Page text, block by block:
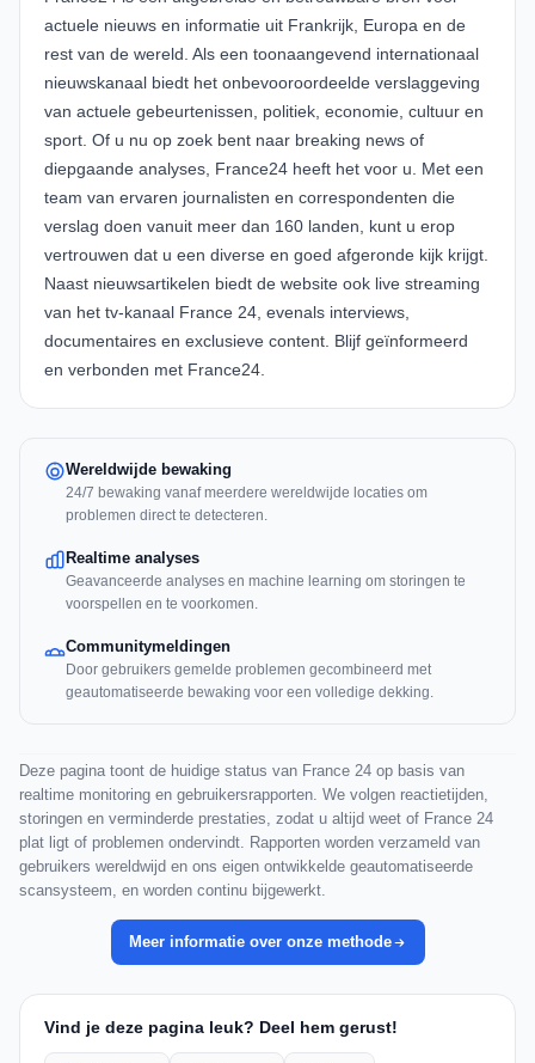
actuele nieuws en informatie uit Frankrijk, Europa en de
rest van de wereld. Als een toonaangevend internationaal
nieuwskanaal biedt het onbevooroordeelde verslaggeving
van actuele gebeurtenissen, politiek, economie, cultuur en
sport. Of u nu op zoek bent naar breaking news of
diepgaande analyses, France24 heeft het voor u. Met een
team van ervaren journalisten en correspondenten die
verslag doen vanuit meer dan 160 landen, kunt u erop
vertrouwen dat u een diverse en goed afgeronde kijk krijgt.
Naast nieuwsartikelen biedt de website ook live streaming
van het tv-kanaal France 24, evenals interviews,
documentaires en exclusieve content. Blijf geïnformeerd
en verbonden met France24.
Wereldwijde bewaking
24/7 bewaking vanaf meerdere wereldwijde locaties om
problemen direct te detecteren.
Realtime analyses
Geavanceerde analyses en machine learning om storingen te
voorspellen en te voorkomen.
Communitymeldingen
Door gebruikers gemelde problemen gecombineerd met
geautomatiseerde bewaking voor een volledige dekking.
Deze pagina toont de huidige status van France 24 op basis van
realtime monitoring en gebruikersrapporten. We volgen reactietijden,
storingen en verminderde prestaties, zodat u altijd weet of France 24
plat ligt of problemen ondervindt. Rapporten worden verzameld van
gebruikers wereldwijd en ons eigen ontwikkelde geautomatiseerde
scansysteem, en worden continu bijgewerkt.
Meer informatie over onze methode
Vind je deze pagina leuk? Deel hem gerust!